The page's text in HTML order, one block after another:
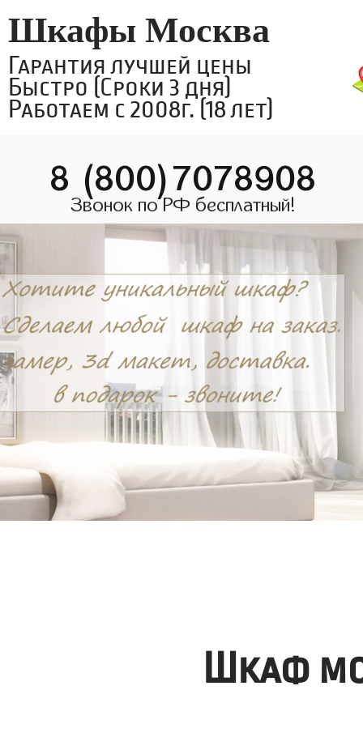
Шкафы Москва
Гарантия лучшей цены
Быстро (Сроки 3 дня)
Работаем с 2008г. (18 лет)
8 (800)7078908
Звонок по РФ бесплатный!
Шкаф